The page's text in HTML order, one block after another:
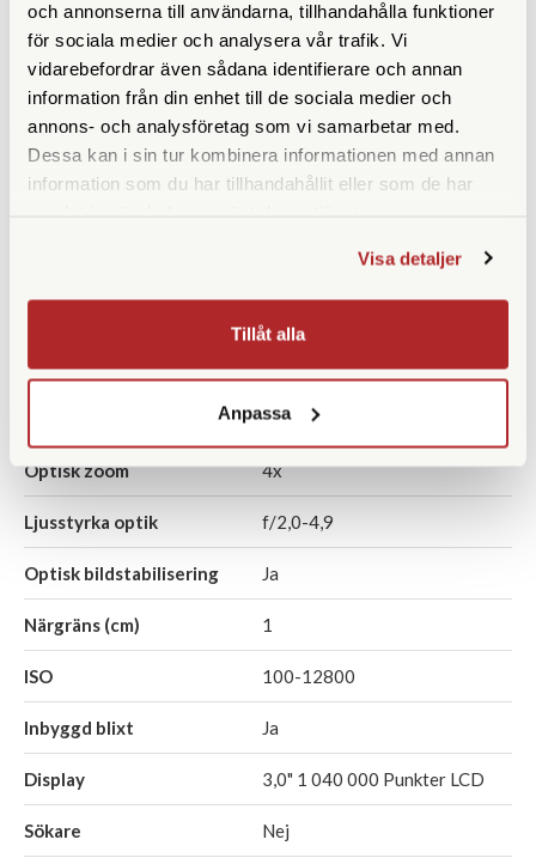
och annonserna till användarna, tillhandahålla funktioner
för sociala medier och analysera vår trafik. Vi
vidarebefordrar även sådana identifierare och annan
information från din enhet till de sociala medier och
annons- och analysföretag som vi samarbetar med.
Dessa kan i sin tur kombinera informationen med annan
information som du har tillhandahållit eller som de har
Visa detaljer
Tillåt alla
Anpassa
5.630 SEK
5.990 SEK
6.358 SEK
Sensor 1/2,33'' CMOS
4K (3840 x 2160) / 30p, 25p
Optisk zoom 4x
Ljusstyrka optik f/2,0-4,9
Optisk bildstabilisering Ja
Närgräns (cm) 1
ISO 100-12800
Inbyggd blixt Ja
Display 3,0" 1 040 000 Punkter LCD
Sökare Nej